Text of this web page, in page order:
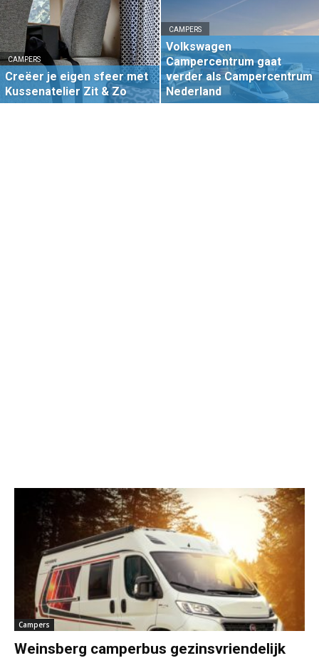
CAMPERS
Creëer je eigen sfeer met
Kussenatelier Zit & Zo
CAMPERS
Volkswagen
Campercentrum gaat
verder als Campercentrum
Nederland
Campers
Weinsberg camperbus gezinsvriendelijk